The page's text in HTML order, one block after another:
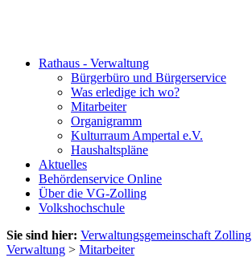
Rathaus - Verwaltung
Bürgerbüro und Bürgerservice
Was erledige ich wo?
Mitarbeiter
Organigramm
Kulturraum Ampertal e.V.
Haushaltspläne
Aktuelles
Behördenservice Online
Über die VG-Zolling
Volkshochschule
Sie sind hier: Verwaltungsgemeinschaft Zolling
Verwaltung > Mitarbeiter